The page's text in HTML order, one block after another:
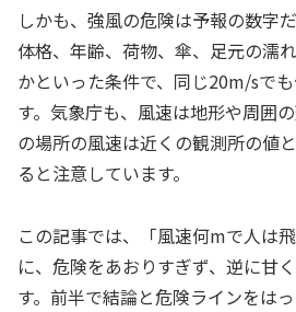
しかも、強風の危険は予報の数字
体格、年齢、荷物、傘、足元の濡
かといった条件で、同じ20m/sで
す。気象庁も、風速は地形や周囲
の場所の風速は近くの観測所の値
ると注意しています。
この記事では、「風速何mで人は
に、危険をあおりすぎず、逆に甘
す。前半で結論と危険ラインをは